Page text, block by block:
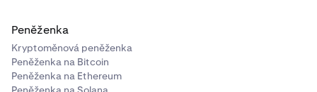
Peněženka
Kryptoměnová peněženka
Peněženka na Bitcoin
Peněženka na Ethereum